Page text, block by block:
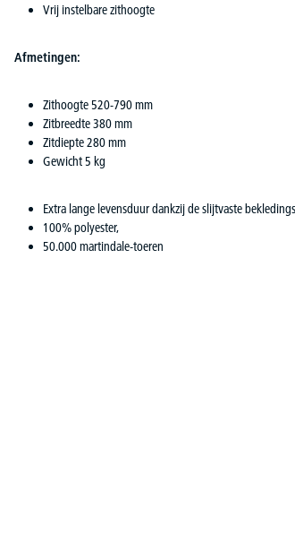
Vrij instelbare zithoogte
Afmetingen:
Zithoogte 520-790 mm
Zitbreedte 380 mm
Zitdiepte 280 mm
Gewicht 5 kg
Extra lange levensduur dankzij de slijtvaste
100% polyester,
50.000 martindale-toeren